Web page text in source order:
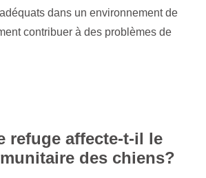
dans un environnement de
contribuer à des problèmes de
refuge affecte-t-il le
des chiens?